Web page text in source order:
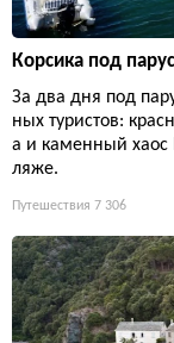
Корсика под
За два дня под
ных туристов:
а и каменный хаос
ляже.
Путешествия 7 306